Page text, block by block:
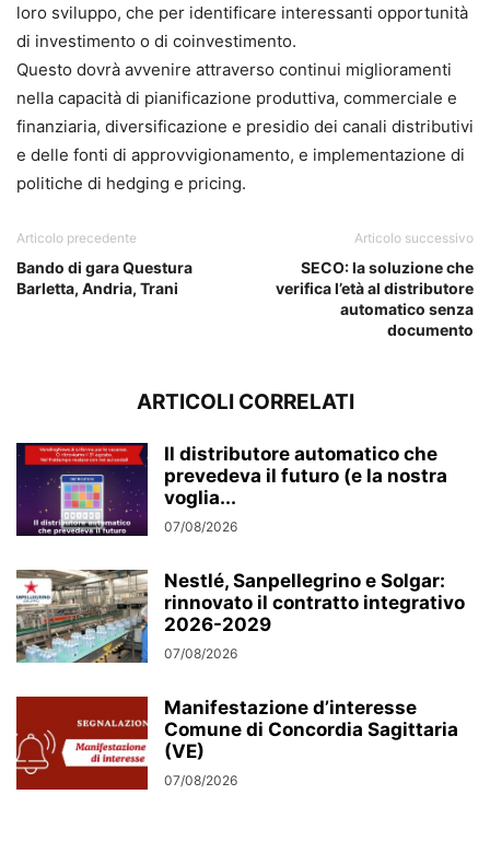
loro sviluppo, che per identificare interessanti opportunità
di investimento o di coinvestimento.
Questo dovrà avvenire attraverso continui miglioramenti
nella capacità di pianificazione produttiva, commerciale e
finanziaria, diversificazione e presidio dei canali distributivi
e delle fonti di approvvigionamento, e implementazione di
politiche di hedging e pricing.
Articolo precedente
Bando di gara Questura
Barletta, Andria, Trani
Articolo successivo
SECO: la soluzione che
verifica l’età al distributore
automatico senza
documento
ARTICOLI CORRELATI
Il distributore automatico che
prevedeva il futuro (e la nostra
voglia...
07/08/2026
Nestlé, Sanpellegrino e Solgar:
rinnovato il contratto integrativo
2026-2029
07/08/2026
Manifestazione d’interesse
Comune di Concordia Sagittaria
(VE)
07/08/2026